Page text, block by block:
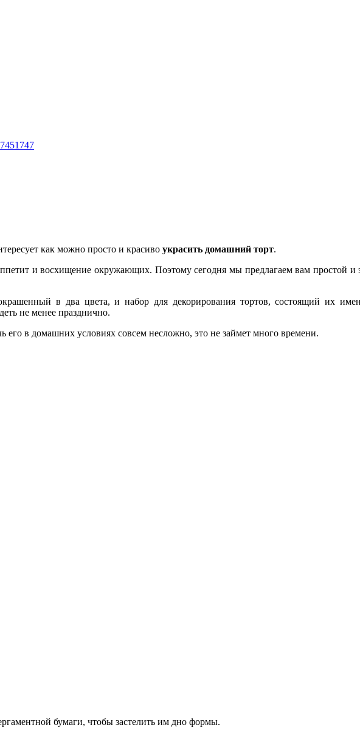
1747
как можно просто и красиво украсить домашний торт.
и восхищение окружающих. Поэтому сегодня мы предлагаем вам простой
в два цвета, и набор для декорирования тортов, состоящий их
не менее празднично.
его в домашних условиях совсем несложно, это не займет много времени.
бумаги, чтобы застелить им дно формы.